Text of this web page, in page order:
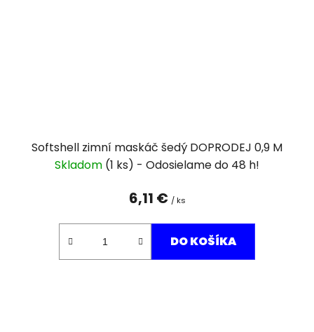
Softshell zimní maskáč šedý DOPRODEJ 0,9 M
Skladom (1 ks)
6,11 € / ks
DO KOŠÍKA